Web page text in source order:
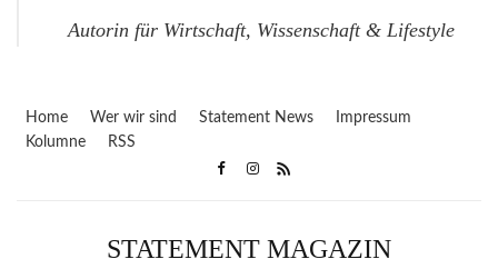
Autorin für Wirtschaft, Wissenschaft & Lifestyle
Home Wer wir sind Statement News
Impressum
Kolumne
RSS
STATEMENT MAGAZIN